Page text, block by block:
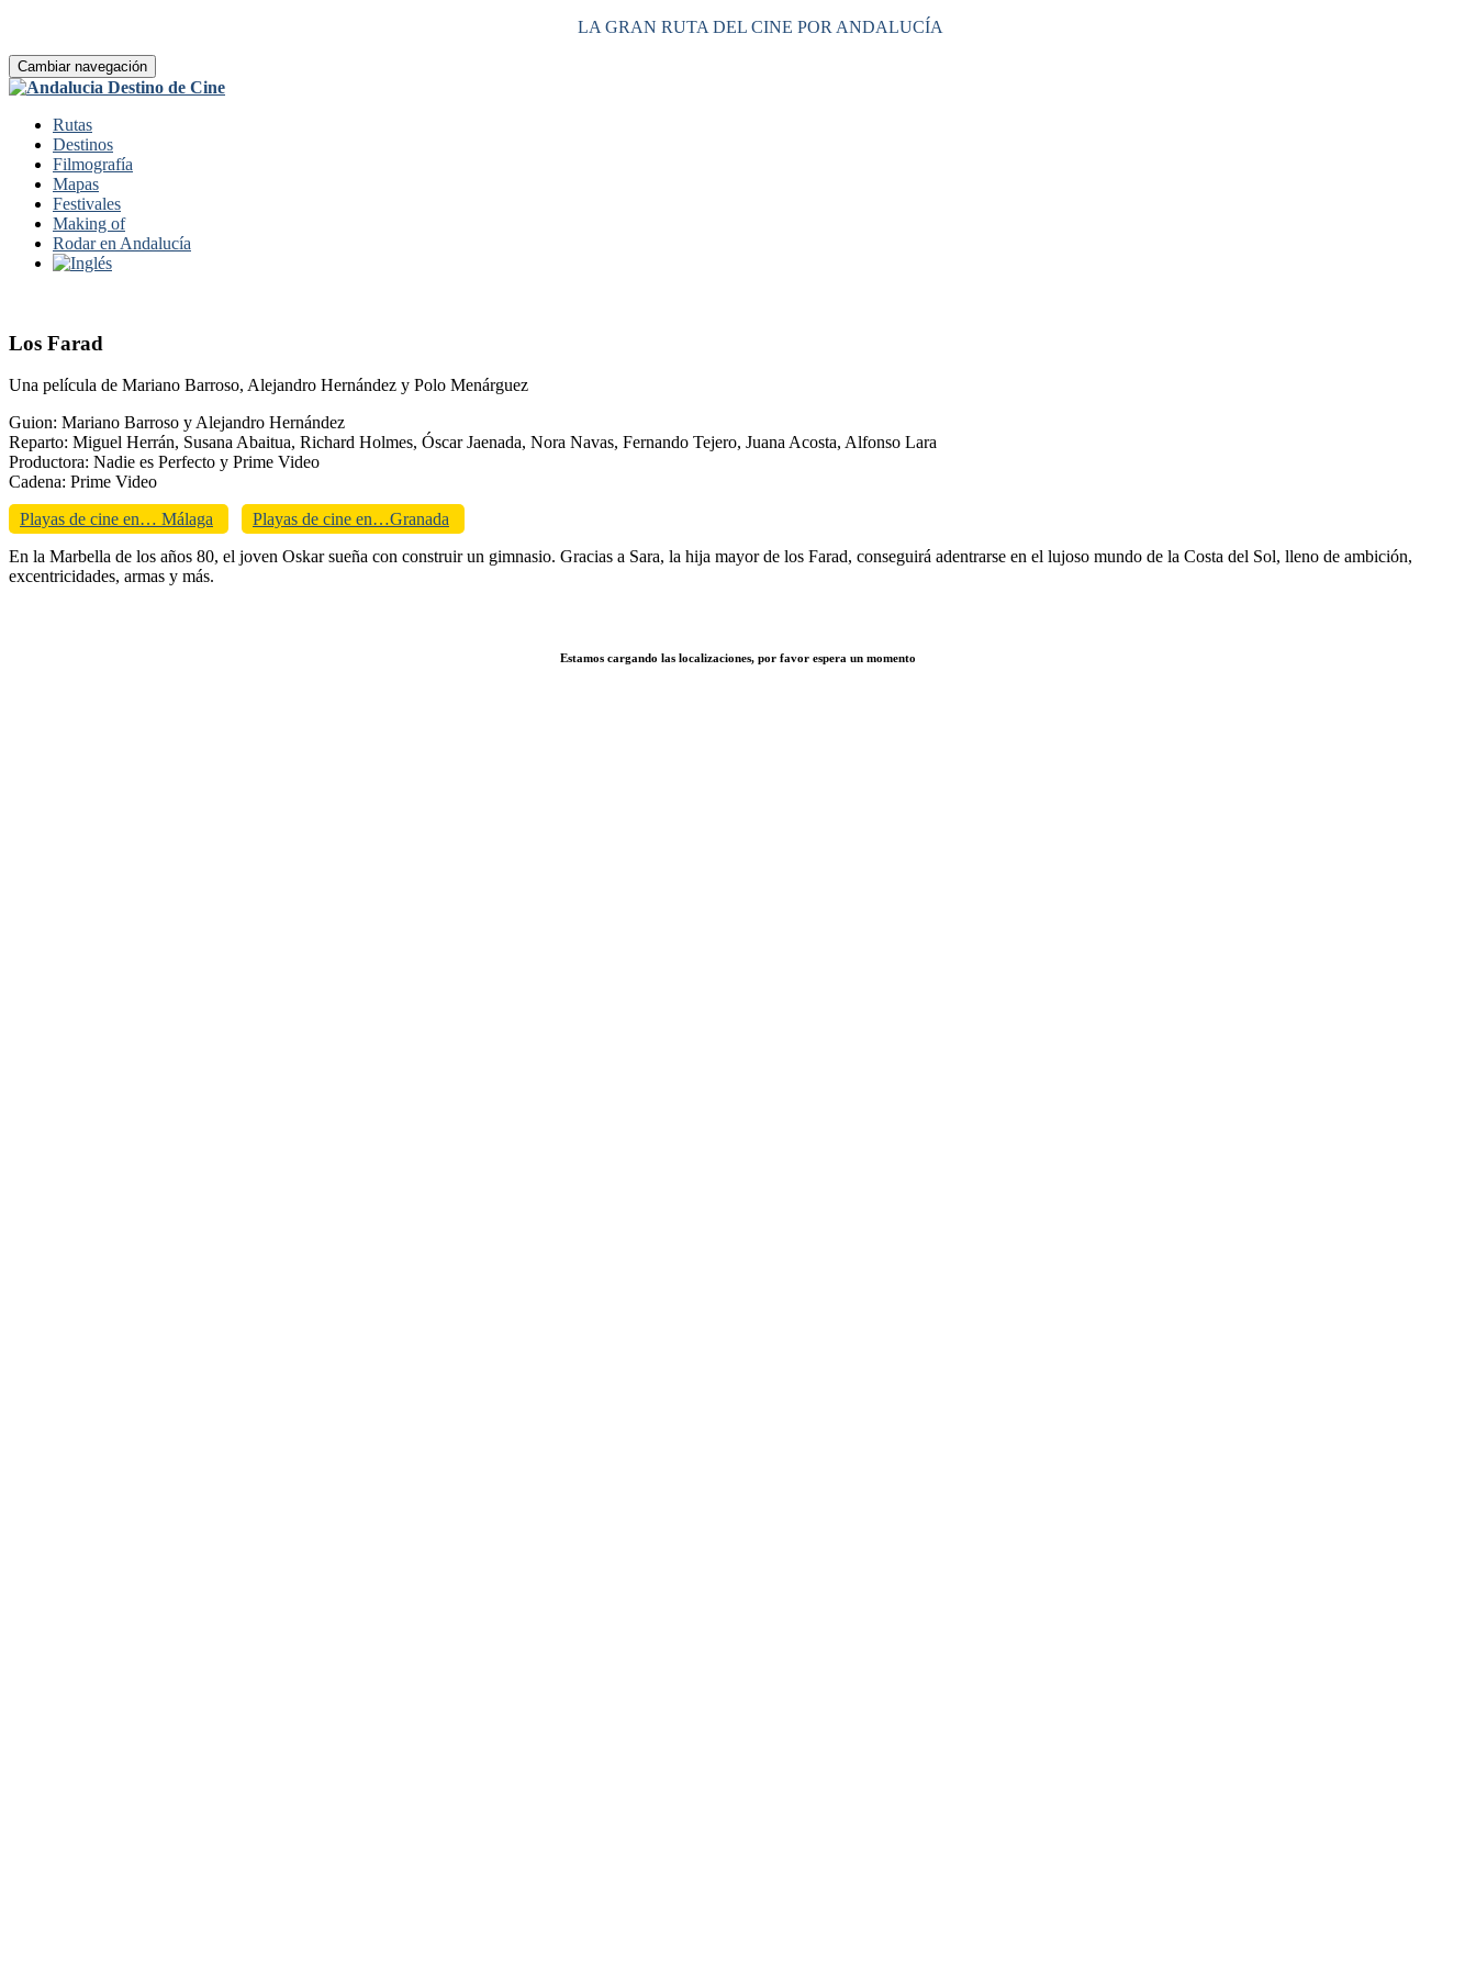
LA GRAN RUTA DEL CINE POR ANDALUCÍA
Cambiar navegación
Rutas
Destinos
Filmografía
Mapas
Festivales
Making of
Rodar en Andalucía
Los Farad
Una película de Mariano Barroso, Alejandro Hernández y Polo Menárguez
Guion: Mariano Barroso y Alejandro Hernández
Reparto: Miguel Herrán, Susana Abaitua, Richard Holmes, Óscar Jaenada, Nora Navas, Fernando Tejero, Juana Acosta, Alfonso Lara
Productora: Nadie es Perfecto y Prime Video
Cadena: Prime Video
Playas de cine en… Málaga
Playas de cine en…Granada
En la Marbella de los años 80, el joven Oskar sueña con construir un gimnasio. Gracias a Sara, la hija mayor de los Farad, conseguirá adentrarse en el lujoso mundo de la Costa del Sol, lleno de ambición,
excentricidades, armas y más.
Estamos cargando las localizaciones, por favor espera un momento